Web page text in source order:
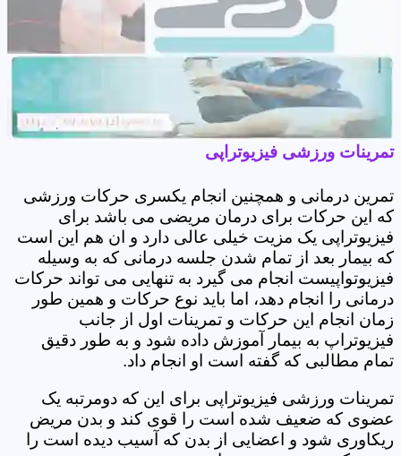
تمرینات ورزشی فیزیوتراپی
تمرین درمانی و همچنین انجام یکسری حرکات ورزشی
که این حرکات برای درمان مریضی می باشد برای
فیزیوتراپی یک مزیت خیلی عالی دارد و ان هم این است
که بیمار بعد از تمام شدن جلسه درمانی که به وسیله
فیزیوتواپیست انجام می گیرد به تنهایی می تواند حرکات
درمانی را انجام دهد، اما باید نوع حرکات و همین طور
زمان انجام این حرکات و تمرینات اول از جانب
فیزیوتراپ به بیمار آموزش داده شود و به طور دقیق
تمام مطالبی که گفته است او انجام داد.
تمرینات ورزشی فیزیوتراپی برای این که دومرتبه یک
عضوی که ضعیف شده است را قوی کند و بدن مریض
ریکاوری شود و اعضایی از بدن که آسیب دیده است را